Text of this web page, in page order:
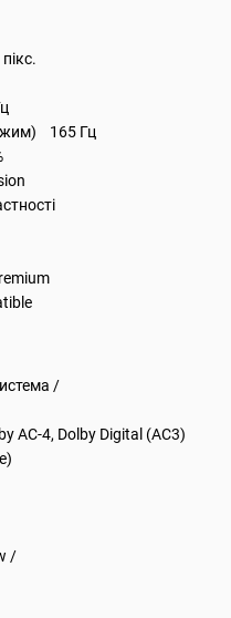
165 Гц
/
AC-4, Dolby Digital (AC3)
/